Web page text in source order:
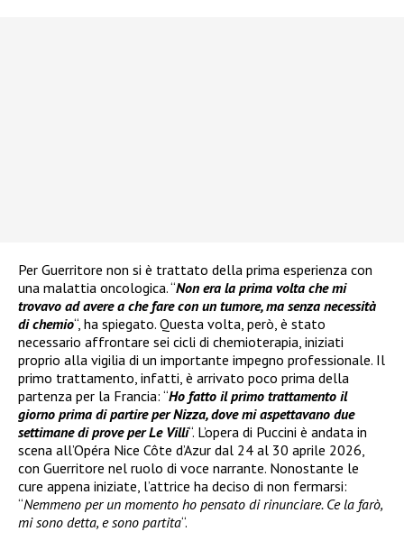
Per Guerritore non si è trattato della prima esperienza con
una malattia oncologica. “Non era la prima volta che mi
trovavo ad avere a che fare con un tumore, ma senza necessità
di chemio“, ha spiegato. Questa volta, però, è stato
necessario affrontare sei cicli di chemioterapia, iniziati
proprio alla vigilia di un importante impegno professionale. Il
primo trattamento, infatti, è arrivato poco prima della
partenza per la Francia: “Ho fatto il primo trattamento il
giorno prima di partire per Nizza, dove mi aspettavano due
settimane di prove per Le Villi“. L’opera di Puccini è andata in
scena all’Opéra Nice Côte d’Azur dal 24 al 30 aprile 2026,
con Guerritore nel ruolo di voce narrante. Nonostante le
cure appena iniziate, l’attrice ha deciso di non fermarsi:
“Nemmeno per un momento ho pensato di rinunciare. Ce la farò,
mi sono detta, e sono partita“.